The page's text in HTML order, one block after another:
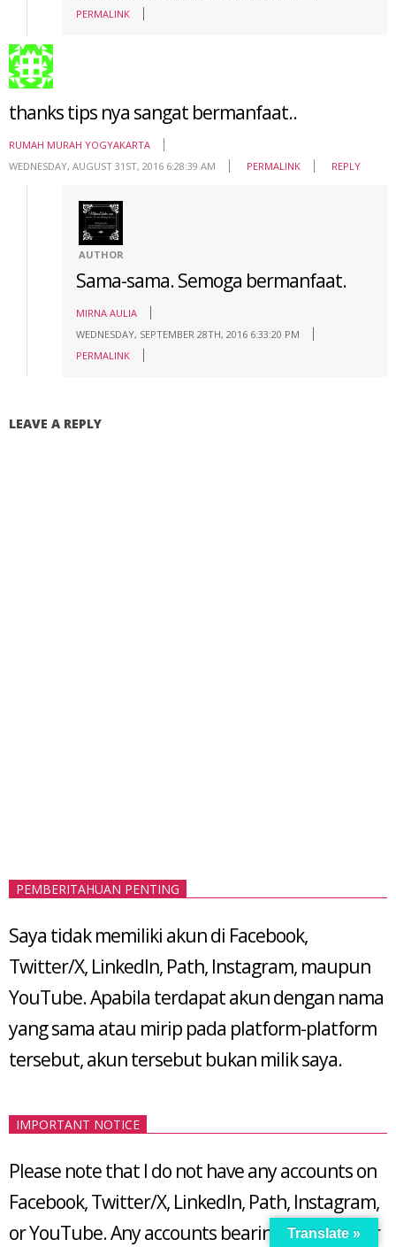
PERMALINK
thanks tips nya sangat bermanfaat..
RUMAH MURAH YOGYAKARTA
WEDNESDAY, AUGUST 31ST, 2016 6:28:39 AM
PERMALINK REPLY
AUTHOR
Sama-sama. Semoga bermanfaat.
MIRNA AULIA
WEDNESDAY, SEPTEMBER 28TH, 2016 6:33:20 PM
PERMALINK
LEAVE A REPLY
PEMBERITAHUAN PENTING
Saya tidak memiliki akun di Facebook,
Twitter/X, LinkedIn, Path, Instagram, maupun
YouTube. Apabila terdapat akun dengan nama
yang sama atau mirip pada platform-platform
tersebut, akun tersebut bukan milik saya.
IMPORTANT NOTICE
Please note that I do not have any accounts on
Facebook, Twitter/X, LinkedIn, Path, Instagram,
or YouTube. Any accounts bearing the same or
Translate »